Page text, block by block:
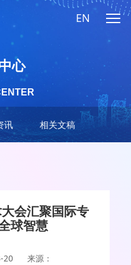
EN
讯 相关文稿
心
会汇聚国际专
球智慧
20 来源：